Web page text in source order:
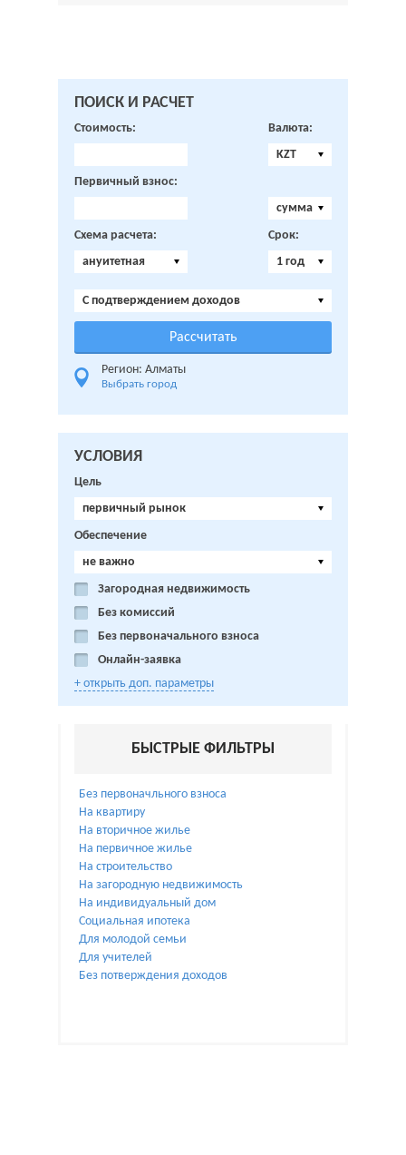
ПОИСК И РАСЧЕТ
Стоимость:
Валюта:
KZT
Первичный взнос:
сумма
Схема расчета:
ануитетная
Срок:
1 год
C подтверждением доходов
Регион: Алматы
Выбрать город
УСЛОВИЯ
Цель
первичный рынок
Обеспечение
не важно
Загородная недвижимость
Без комиссий
Без первоначального взноса
Онлайн-заявка
+ открыть доп. параметры
БЫСТРЫЕ ФИЛЬТРЫ
Без первоначльного взноса
На квартиру
На вторичное жилье
На первичное жилье
На строительство
На загородную недвижимость
На индивидуальный дом
Социальная ипотека
Для молодой семьи
Для учителей
Без потверждения доходов